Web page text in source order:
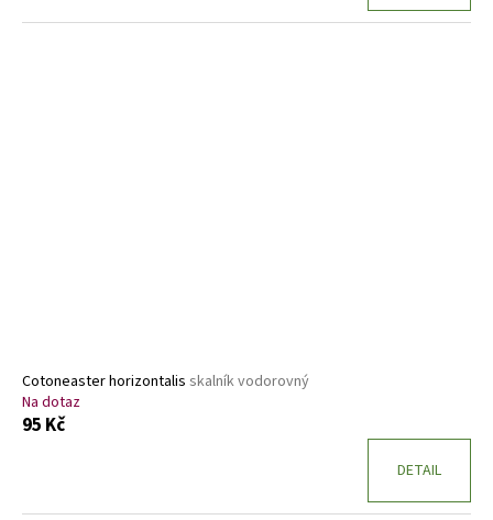
Cotoneaster horizontalis skalník vodorovný
Na dotaz
95 Kč
DETAIL